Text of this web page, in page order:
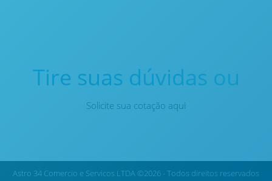
Tire suas dúvidas ou
Solicite sua cotação aqui
Astro 34 Comercio e Servicos LTDA ©2026 - Todos direitos reservados